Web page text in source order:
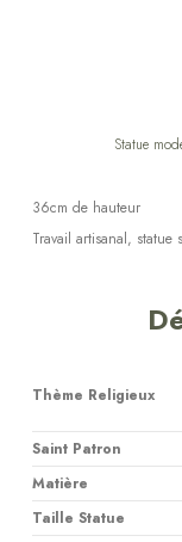
Statue
36cm de hauteur
Travail artisanal,
Thème Religieux
Saint Patron
Matière
Taille Statue